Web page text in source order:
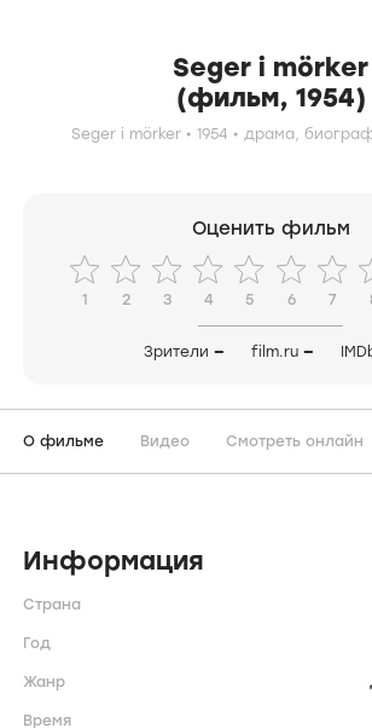
Seger i mörker
(фильм, 1954)
Seger i mörker 1954 драма,
Оценить фильм
1 2 3 4 5 6 7
Зрители — film.ru —
О фильме Видео Смотреть онлайн
Информация
Страна
Год
Жанр
Время